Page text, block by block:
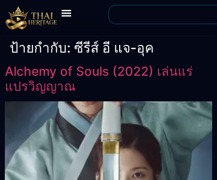
ป้ายกำกับ: ซีรีส์ อี แจ-อุค
Alchemy of Souls (2022) เล่นแร่
แปรวิญญาณ